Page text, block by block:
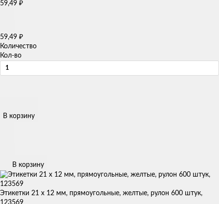
59,49 ₽
59,49 ₽
Количество
Кол-во
В корзину
В корзину
Этикетки 21 x 12 мм, прямоугольные, желтые, рулон 600 штук,
123569